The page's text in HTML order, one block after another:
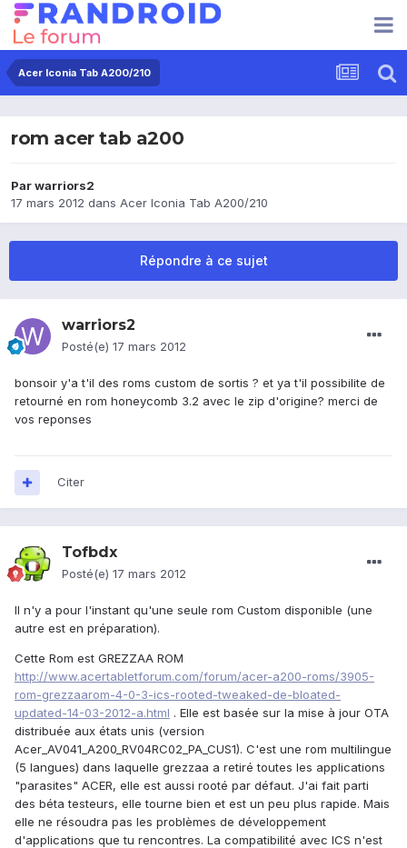
Acer Iconia Tab A200/210
rom acer tab a200
Parwarriors2
17 mars 2012 dans Acer Iconia Tab A200/210
Répondre à ce sujet
warriors2
Posté(e) 17 mars 2012
bonsoir y'a t'il des roms custom de sortis ? et ya t'il possibilite de
retourné en rom honeycomb 3.2 avec le zip d'origine? merci de
vos reponses
Citer
Tofbdx
Posté(e) 17 mars 2012
Il n'y a pour l'instant qu'une seule rom Custom disponible (une
autre est en préparation).
Cette Rom est GREZZAA ROM
http://www.acertabletforum.com/forum/acer-a200-roms/3905-
rom-grezzaarom-4-0-3-ics-rooted-tweaked-de-bloated-
updated-14-03-2012-a.html . Elle est basée sur la mise à jour OTA
distribuée aux états unis (version
Acer_AV041_A200_RV04RC02_PA_CUS1). C'est une rom multilingue
(5 langues) dans laquelle grezzaa a retiré toutes les applications
"parasites" ACER, elle est aussi rooté par défaut. J'ai fait parti
des béta testeurs, elle tourne bien et est un peu plus rapide. Mais
elle ne résoudra pas les problèmes de développement
d'applications que tu rencontres. La compatibilité avec ICS n'est